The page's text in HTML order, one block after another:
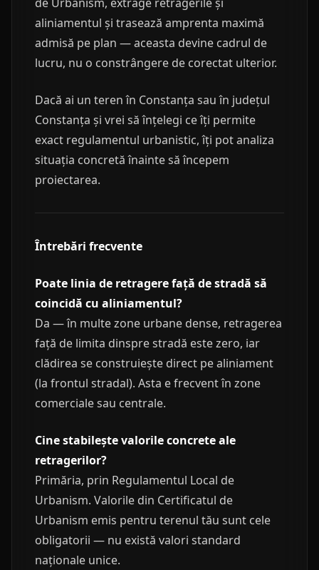
aliniamentul și trasează amprenta maximă
admisă pe plan — aceasta devine cadrul de
lucru, nu o constrângere de corectat ulterior.
Dacă ai un teren în Constanța sau în județul
Constanța și vrei să înțelegi ce îți permite
exact regulamentul urbanistic, îți pot analiza
situația concretă înainte să începem
proiectarea.
Întrebări frecvente
Poate linia de retragere față de stradă să
coincidă cu aliniamentul?
Da — în multe zone urbane dense, retragerea
față de limita dinspre stradă este zero, iar
clădirea se construiește direct pe aliniament
(la frontul stradal). Asta e frecvent în zone
comerciale sau centrale.
Cine stabilește valorile concrete ale
retragerilor?
Primăria, prin Regulamentul Local de
Urbanism. Valorile din Certificatul de
Urbanism emis pentru terenul tău sunt cele
obligatorii — nu există valori standard
naționale unice.